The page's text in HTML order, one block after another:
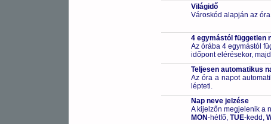
Világidő
Városkód alapján az
4 egymástól független
Az órába 4 egymástól
időpont elérésekor,
Teljesen automatikus
Az óra a napot
lépteti.
Nap neve jelzése
A kijelzőn megjelenik a
MON-hétfő, TUE-kedd,